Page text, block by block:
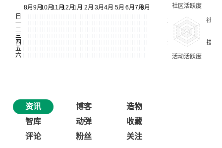
资讯 博客
造物
智库
动弹
收藏
评论
粉丝 关注